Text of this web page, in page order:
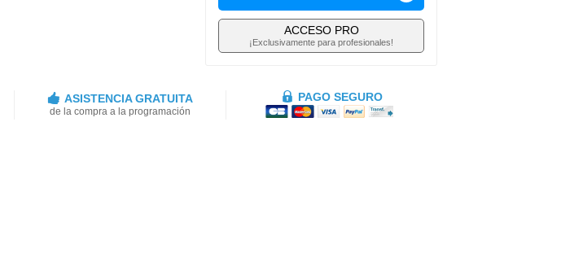
ACCESO PRO
¡Exclusivamente para profesionales!
ASISTENCIA GRATUITA
de la compra a la programación
PAGO SEGURO